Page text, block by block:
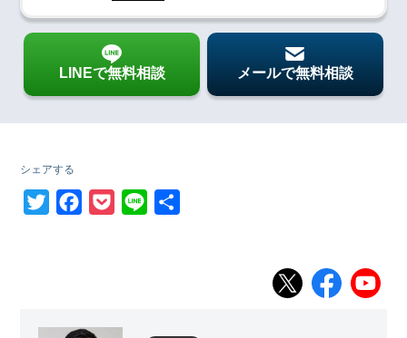
LINEで無料相談 メールで無料相談
シェアする
e
o
P
t